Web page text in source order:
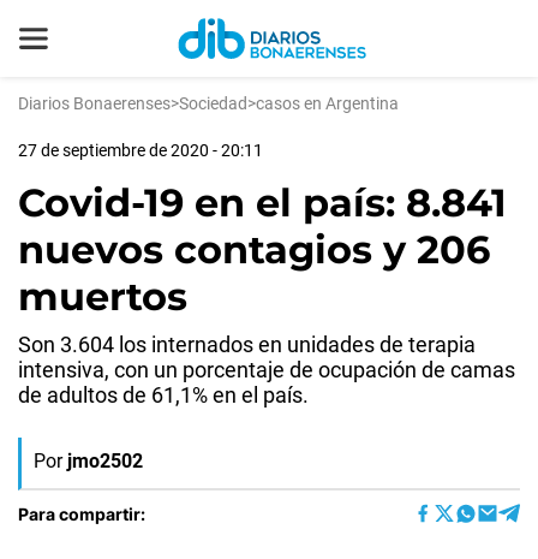
Diarios Bonaerenses>Sociedad>casos en Argentina
27 de septiembre de 2020 - 20:11
Covid-19 en el país: 8.841
nuevos contagios y 206
muertos
Son 3.604 los internados en unidades de terapia
intensiva, con un porcentaje de ocupación de camas
de adultos de 61,1% en el país.
Por jmo2502
Para compartir: